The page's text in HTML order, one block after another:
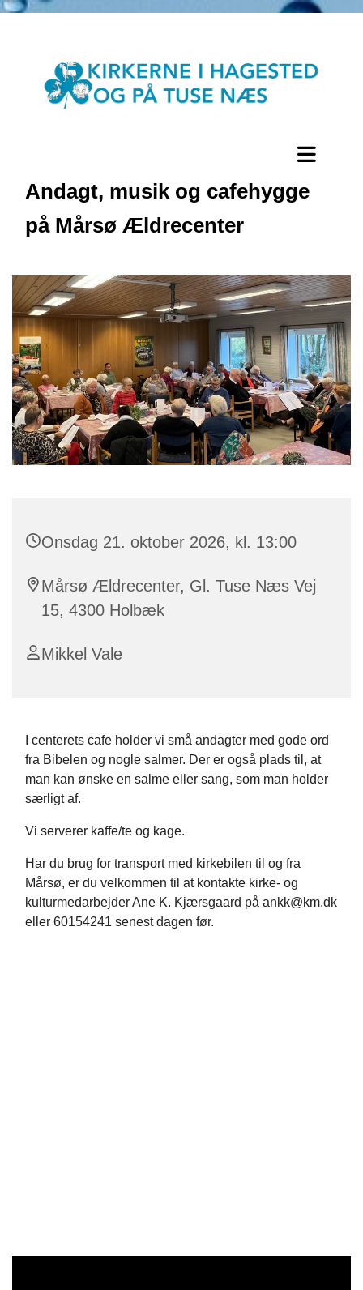
Andagt, musik og cafehygge
på Mårsø Ældrecenter
Onsdag 21. oktober 2026, kl. 13:00
Mårsø Ældrecenter, Gl. Tuse Næs Vej
15, 4300 Holbæk
Mikkel Vale
I centerets cafe holder vi små andagter med gode ord
fra Bibelen og nogle salmer. Der er også plads til, at
man kan ønske en salme eller sang, som man holder
særligt af.
Vi serverer kaffe/te og kage.
Har du brug for transport med kirkebilen til og fra
Mårsø, er du velkommen til at kontakte kirke- og
kulturmedarbejder Ane K. Kjærsgaard på ankk@km.dk
eller 60154241 senest dagen før.